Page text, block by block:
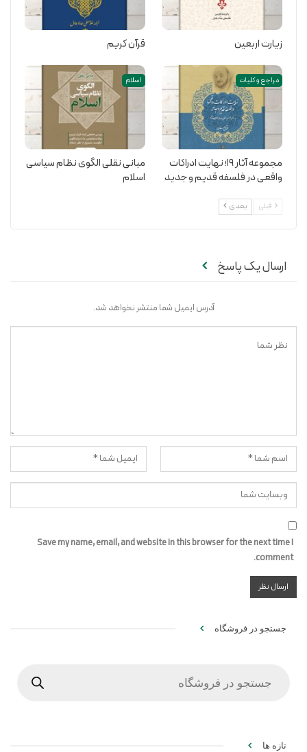
زیارت اربعین قرآن کریم
مراجع و کلیات
مجموعه آثار 19؛ نهایت ادراکات
واقعی در فلسفه قدیم و جدید
اسلام
مبانی نقلی الگوی نظام سیاسی
اسلام
قبلی بعدی
ارسال یک پاسخ
آدرس ایمیل شما منتشر نخواهد شد.
Save my name, email, and website in this browser for the next time I
comment.
جستجو در فروشگاه
تازه ها